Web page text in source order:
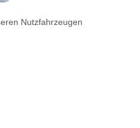
Nutzfahrzeugen